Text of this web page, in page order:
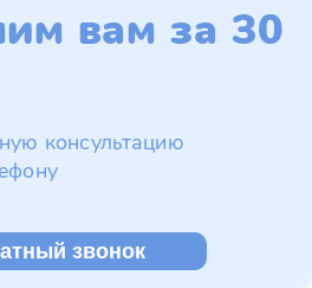
вам за 30
консультацию
звонок